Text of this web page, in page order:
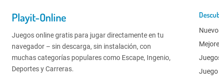
Playit-Online
Juegos online gratis para jugar directamente en tu
navegador – sin descarga, sin instalación, con
muchas categorías populares como Escape, Ingenio,
Deportes y Carreras.